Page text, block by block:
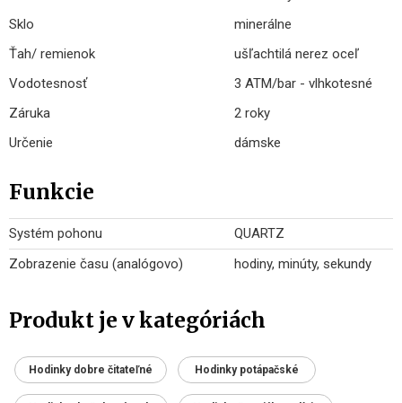
Sklo
minerálne
Ťah/ remienok
ušľachtilá nerez oceľ
Vodotesnosť
3 ATM/bar - vlhkotesné
Záruka
2 roky
Určenie
dámske
Funkcie
Systém pohonu
QUARTZ
Zobrazenie času (analógovo)
hodiny, minúty, sekundy
Produkt je v kategóriách
Hodinky dobre čitateľné Hodinky potápačské